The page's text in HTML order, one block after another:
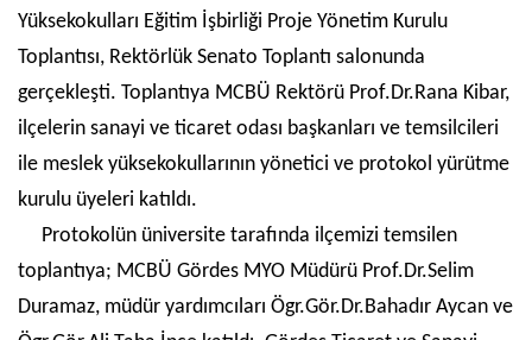
Yüksekokulları Eğitim İşbirliği Proje Yönetim Kurulu
Toplantısı, Rektörlük Senato Toplantı salonunda
gerçekleşti. Toplantıya MCBÜ Rektörü Prof.Dr.Rana Kibar,
ilçelerin sanayi ve ticaret odası başkanları ve temsilcileri
ile meslek yüksekokullarının yönetici ve protokol yürütme
kurulu üyeleri katıldı.
Protokolün üniversite tarafında ilçemizi temsilen
toplantıya; MCBÜ Gördes MYO Müdürü Prof.Dr.Selim
Duramaz, müdür yardımcıları Ögr.Gör.Dr.Bahadır Aycan ve